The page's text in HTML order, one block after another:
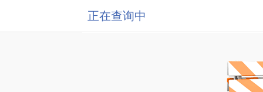
正在查询中